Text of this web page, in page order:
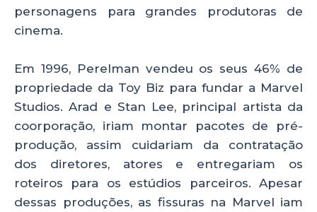
personagens para grandes produtoras de
cinema.
Em 1996, Perelman vendeu os seus 46% de
propriedade da Toy Biz para fundar a Marvel
Studios. Arad e Stan Lee, principal artista da
coorporação, iriam montar pacotes de pré-
produção, assim cuidariam da contratação
dos diretores, atores e entregariam os
roteiros para os estúdios parceiros. Apesar
dessas produções, as fissuras na Marvel iam